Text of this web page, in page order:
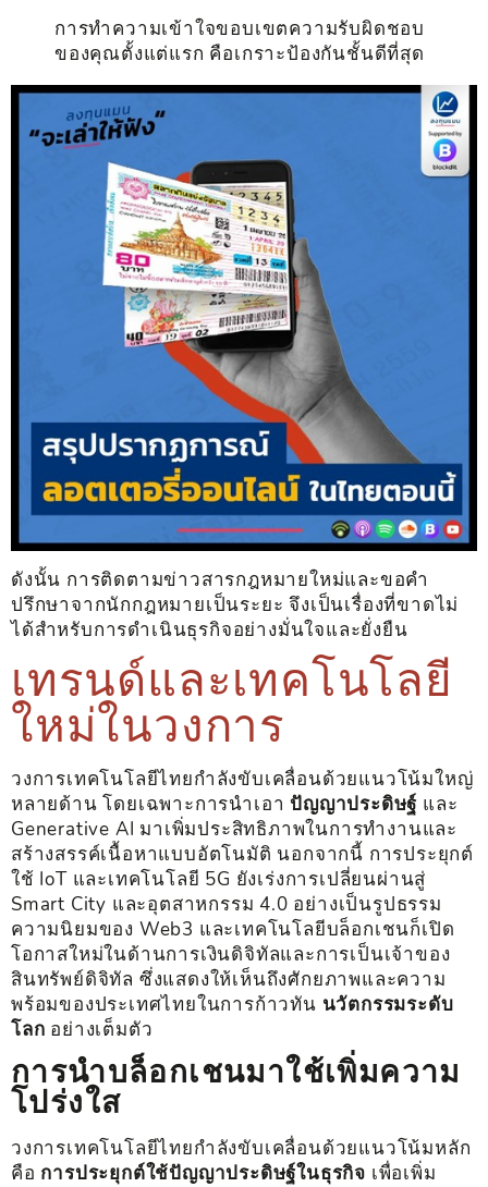
การทำความเข้าใจขอบเขตความรับผิดชอบ
ของคุณตั้งแต่แรก คือเกราะป้องกันชั้นดีที่สุด
ดังนั้น การติดตามข่าวสารกฎหมายใหม่และขอคำ
ปรึกษาจากนักกฎหมายเป็นระยะ จึงเป็นเรื่องที่ขาดไม่
ได้สำหรับการดำเนินธุรกิจอย่างมั่นใจและยั่งยืน
เทรนด์และเทคโนโลยี
ใหม่ในวงการ
วงการเทคโนโลยีไทยกำลังขับเคลื่อนด้วยแนวโน้มใหญ่
หลายด้าน โดยเฉพาะการนำเอาปัญญาประดิษฐ์ และ
Generative AI มาเพิ่มประสิทธิภาพในการทำงานและ
สร้างสรรค์เนื้อหาแบบอัตโนมัติ นอกจากนี้ การประยุกต์
ใช้ IoT และเทคโนโลยี 5G ยังเร่งการเปลี่ยนผ่านสู่
Smart City และอุตสาหกรรม 4.0 อย่างเป็นรูปธรรม
ความนิยมของ Web3 และเทคโนโลยีบล็อกเชนก็เปิด
โอกาสใหม่ในด้านการเงินดิจิทัลและการเป็นเจ้าของ
สินทรัพย์ดิจิทัล ซึ่งแสดงให้เห็นถึงศักยภาพและความ
พร้อมของประเทศไทยในการก้าวทัน นวัตกรรมระดับ
โลก อย่างเต็มตัว
การนำบล็อกเชนมาใช้เพิ่มความ
โปร่งใส
วงการเทคโนโลยีไทยกำลังขับเคลื่อนด้วยแนวโน้มหลัก
คือ การประยุกต์ใช้ปัญญาประดิษฐ์ในธุรกิจ เพื่อเพิ่ม